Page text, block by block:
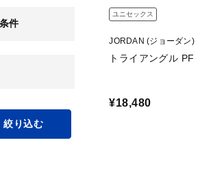
件
絞り込む
ユニセックス
JORDAN (ジョーダン)
トライアングル PF
¥18,480